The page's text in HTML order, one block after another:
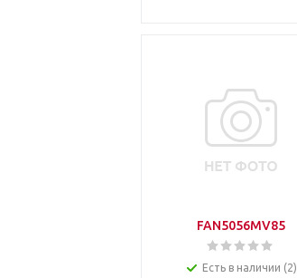
FAN5056MV85
Есть в наличии (2)